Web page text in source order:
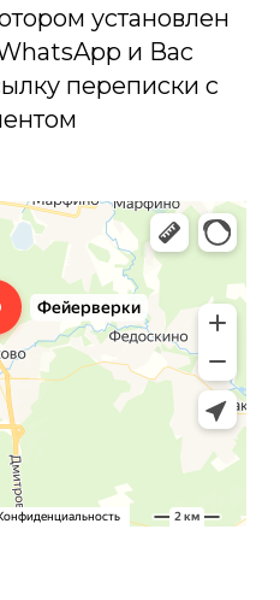
установлен
и Вас
переписки с